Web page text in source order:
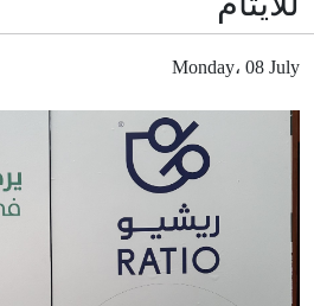
Monday، 08 July